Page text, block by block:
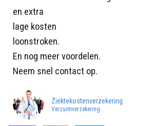
en extra
lage kosten
loonstroken.
En nog meer voordelen.
Neem snel contact op.
Ziektekostenverzekering
Verzuimverzekering